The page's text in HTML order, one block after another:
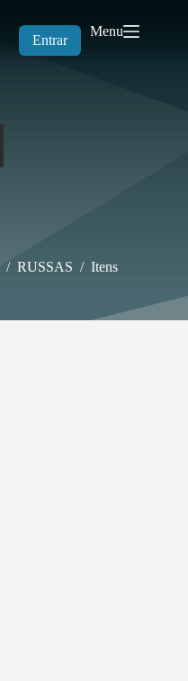
Entrar
Menu
/ RUSSAS / Itens